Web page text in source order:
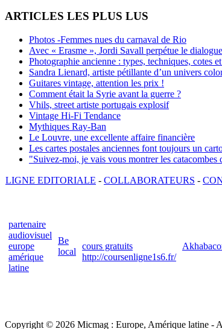
ARTICLES LES PLUS LUS
Photos -Femmes nues du carnaval de Rio
Avec « Erasme », Jordi Savall perpétue le
Photographie ancienne : types, techniques, cotes
Sandra Lienard, artiste pétillante d’un univers
Guitares vintage, attention les prix !
Comment était la Syrie avant la guerre ?
Vhils, street artiste portugais explosif
Vintage Hi-Fi Tendance
Mythiques Ray-Ban
Le Louvre, une excellente affaire financière
Les cartes postales anciennes font toujours un
"Suivez-moi, je vais vous montrer les catacombes
LIGNE EDITORIALE - COLLABORATEURS -
partenaire
audiovisuel
europe
amérique
latine
Be
local
cours gratuits
http://coursenligne1s6.fr/
Copyright © 2026 Micmag : Europe, Amérique latine -